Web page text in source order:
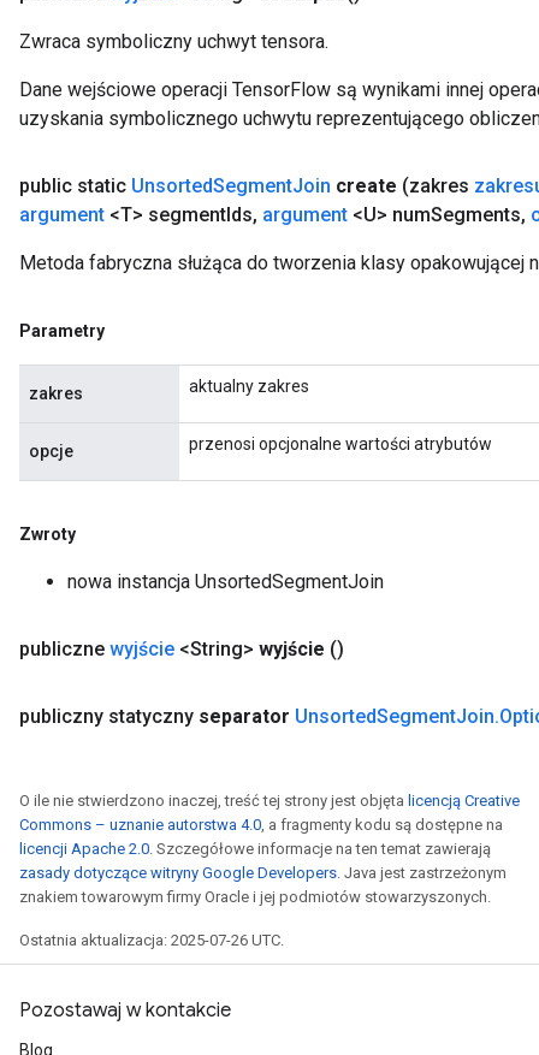
Zwraca symboliczny uchwyt tensora.
Dane wejściowe operacji TensorFlow są wynikami innej
uzyskania symbolicznego uchwytu reprezentującego
public static UnsortedSegmentJoin create (zakres
argument <T> segmentIds, argument <U> numSegments,
Metoda fabryczna służąca do tworzenia klasy opakowującej
Parametry
zakres aktualny zakres
opcje przenosi opcjonalne wartości atrybutów
Zwroty
nowa instancja UnsortedSegmentJoin
publiczne wyjście <String> wyjście ()
publiczny statyczny separator UnsortedSegmentJoin.
O ile nie stwierdzono inaczej, treść tej strony jest objęta licencją Creative
Commons – uznanie autorstwa 4.0 , a fragmenty kodu są dostępne na
licencji Apache 2.0 . Szczegółowe informacje na ten temat zawierają
zasady dotyczące witryny Google Developers . Java jest zastrzeżonym
znakiem towarowym firmy Oracle i jej podmiotów stowarzyszonych.
Ostatnia aktualizacja: 2025-07-26 UTC.
Pozostawaj w kontakcie
Blog